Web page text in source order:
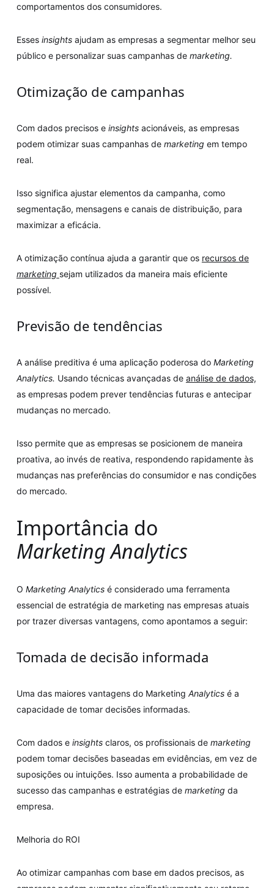
comportamentos dos consumidores.
Esses insights ajudam as empresas a segmentar melhor seu
público e personalizar suas campanhas de marketing.
Otimização de campanhas
Com dados precisos e insightsacionáveis, as empresas
podem otimizar suas campanhas demarketing em tempo
real.
Isso significa ajustar elementos da campanha, como
segmentação, mensagens e canais de distribuição, para
maximizar a eficácia.
A otimização contínua ajuda a garantir que os recursos de
marketing sejam utilizados da maneira mais eficiente
possível.
Previsão de tendências
A análise preditiva é uma aplicação poderosa do Marketing
Analytics. Usando técnicas avançadas de análise de dados,
as empresas podem prever tendências futuras e antecipar
mudanças no mercado.
Isso permite que as empresas se posicionem de maneira
proativa, ao invés de reativa, respondendo rapidamente às
mudanças nas preferências do consumidor e nas condições
do mercado.
Importância do
Marketing Analytics
O Marketing Analyticsé considerado uma ferramenta
essencial de estratégia de marketing nas empresas atuais
por trazer diversas vantagens, como apontamos a seguir:
Tomada de decisão informada
Uma das maiores vantagens do Marketing Analytics é a
capacidade de tomar decisões informadas.
Com dados einsightsclaros, os profissionais demarketing
podem tomar decisões baseadas em evidências, em vez de
suposições ou intuições. Isso aumenta a probabilidade de
sucesso das campanhas e estratégias de marketing da
empresa.
Melhoria do ROI
Ao otimizar campanhas com base em dados precisos, as